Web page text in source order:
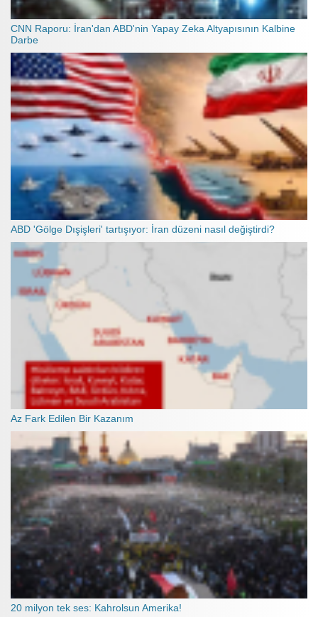
CNN Raporu: İran'dan ABD'nin Yapay Zeka Altyapısının Kalbine
Darbe
ABD 'Gölge Dışişleri' tartışıyor: İran düzeni nasıl değiştirdi?
Az Fark Edilen Bir Kazanım
20 milyon tek ses: Kahrolsun Amerika!